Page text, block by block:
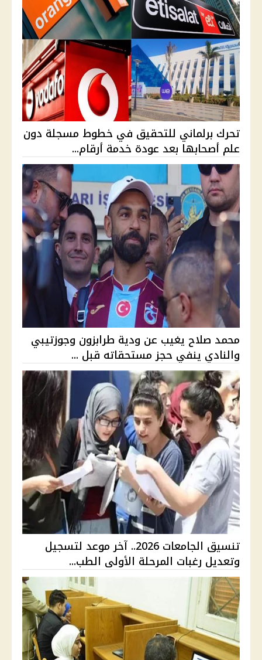
تحرك برلماني للتحقيق في خطوط مسجلة دون
علم أصحابها بعد عودة خدمة أرقام...
محمد صلاح يغيب عن ودية طرابزون وجوزتيبي
والنادي ينفي حجز مستحقاته قبل ...
تنسيق الجامعات 2026.. آخر موعد لتسجيل
وتعديل رغبات المرحلة الأولى الطب...